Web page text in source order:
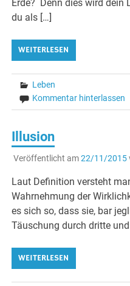
Erde? Denn dies wird dein
du als […]
WEITERLESEN
Leben
Kommentar hinterlassen
Illusion
Veröffentlicht am22/11/2015
Laut Definition versteht
Wahrnehmung der
es sich so, dass sie, bar
Täuschung durch dritte
WEITERLESEN